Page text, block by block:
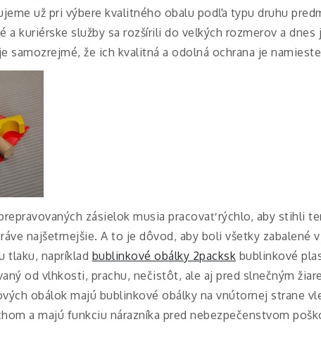
už pri výbere kvalitného obalu podľa typu druhu
a kuriérske služby sa rozšírili do veľkých rozmerov a dnes
samozrejmé, že ich kvalitná a odolná ochrana je
zásielok musia pracovať rýchlo, aby stihli
najšetrnejšie. A to je dôvod, aby boli všetky zabalené
tlaku, napríklad bublinkové obálky 2packsk bublinkové
od vlhkosti, prachu, nečistôt, ale aj pred slnečným
obálok majú bublinkové obálky na vnútornej strane
a majú funkciu nárazníka pred nebezpečenstvom